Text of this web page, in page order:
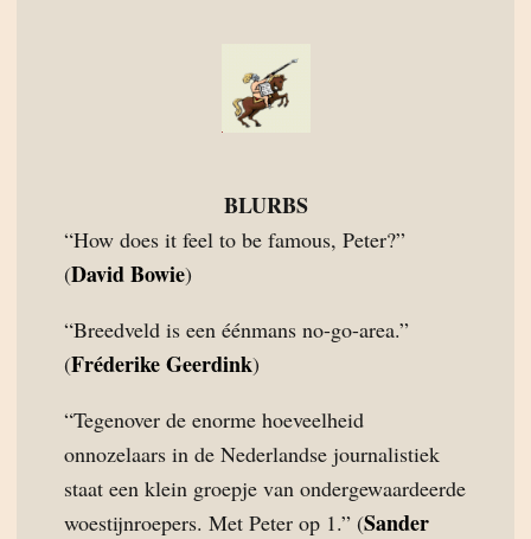
BLURBS
“How does it feel to be famous, Peter?”
(David Bowie)
“Breedveld is een éénmans no-go-area.”
(Fréderike Geerdink)
“Tegenover de enorme hoeveelheid
onnozelaars in de Nederlandse journalistiek
staat een klein groepje van ondergewaardeerde
woestijnroepers. Met Peter op 1.” (Sander